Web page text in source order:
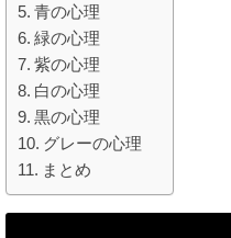
青の心理
緑の心理
紫の心理
白の心理
黒の心理
グレーの心理
まとめ